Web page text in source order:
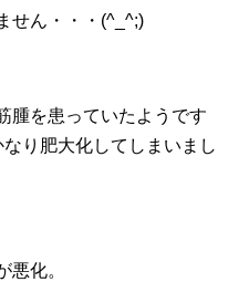
せん・・・(^_^;)
腫を患っていたようです
り肥大化してしまいまし
悪化。